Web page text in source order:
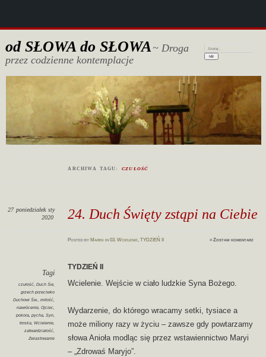
od SŁOWA do SŁOWA~ Droga
przez codzienne kontemplacje
Szukaj:
ARCHIWA TAGU: CZUŁOŚĆ
24. Duch Święty zstąpi na Ciebie
27 poniedziałek sty
2020
Postedby Marek in03. Wcielenie,TYDZIEŃ II ≈Zostaw komentarz
Tagi
czułość, Duch Św,
grzech przeciwko
Duchowi Św., miłość,
nawrócenie, Ojciec,
pokora, pycha, Syn,
troska, Wcielenie,
zatwardziałość,
Zwiastowanie
TYDZIEŃ II
Wcielenie. Wejście w ciało ludzkie Syna Bożego.
Wydarzenie, do którego wracamy setki, tysiace a
może miliony razy w życiu – zawsze gdy powtarzamy
słowa Anioła modląc się przez wstawiennictwo Maryi
– „Zdrowaś Maryjo”.